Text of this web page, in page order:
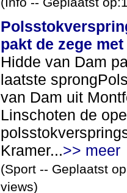
pakt de zege
Hidde van Dam
laatste
van Dam uit
Linschoten de
Kramer...>> meer
(Sport -- Geplaatst
views)